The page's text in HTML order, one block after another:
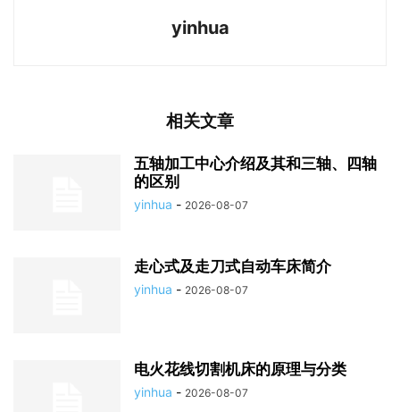
yinhua
相关文章
五轴加工中心介绍及其和三轴、四轴
的区别
yinhua - 2026-08-07
走心式及走刀式自动车床简介
yinhua - 2026-08-07
电火花线切割机床的原理与分类
yinhua - 2026-08-07